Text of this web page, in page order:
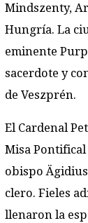
Mindszenty,
Hungría. La
eminente
sacerdote y
de Veszprén.
El Cardenal
Misa
obispo
clero. Fieles
llenaron la